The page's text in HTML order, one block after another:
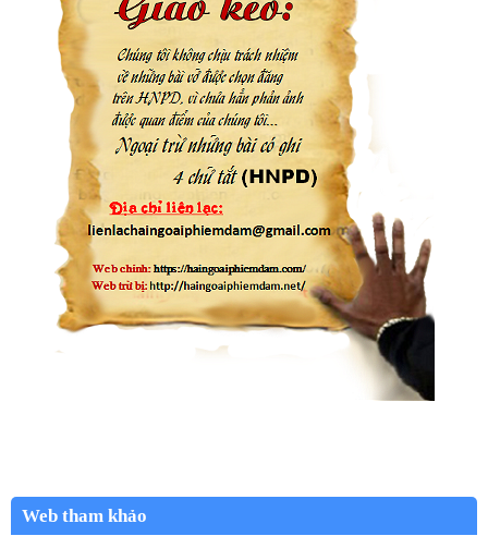
Web tham khảo